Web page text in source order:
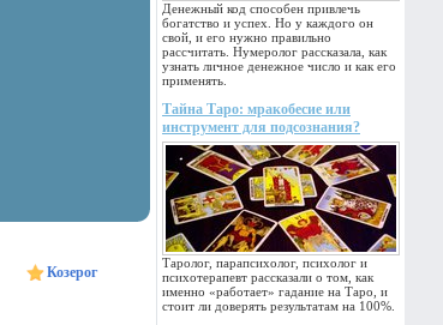
Денежный код способен привлечь
богатство и успех. Но у каждого он
свой, и его нужно правильно
рассчитать. Нумеролог рассказала, как
узнать личное денежное число и как его
применять.
Тайна Таро: мракобесие или
инструмент для подсознания?
Таролог, парапсихолог, психолог и
психотерапевт рассказали о том, как
именно «работает» гадание на Таро, и
стоит ли доверять результатам на 100%.
Козерог